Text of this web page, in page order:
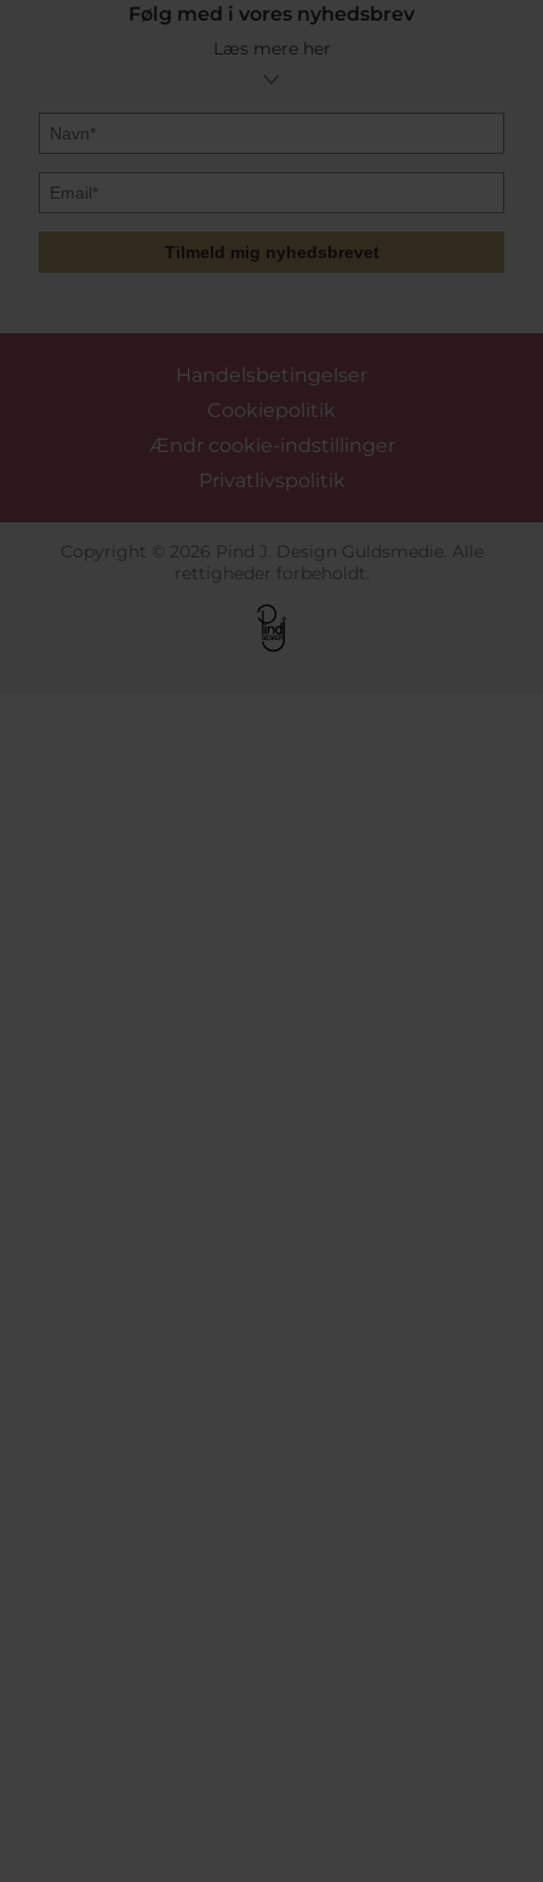
Følg med i vores nyhedsbrev
Læs mere her
Tilmeld mig nyhedsbrevet
Handelsbetingelser
Cookiepolitik
Ændr cookie-indstillinger
Privatlivspolitik
Copyright © 2026 Pind J. Design Guldsmedie. Alle
rettigheder forbeholdt.